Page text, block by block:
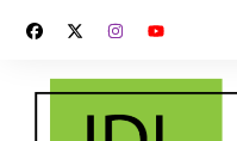
contenido